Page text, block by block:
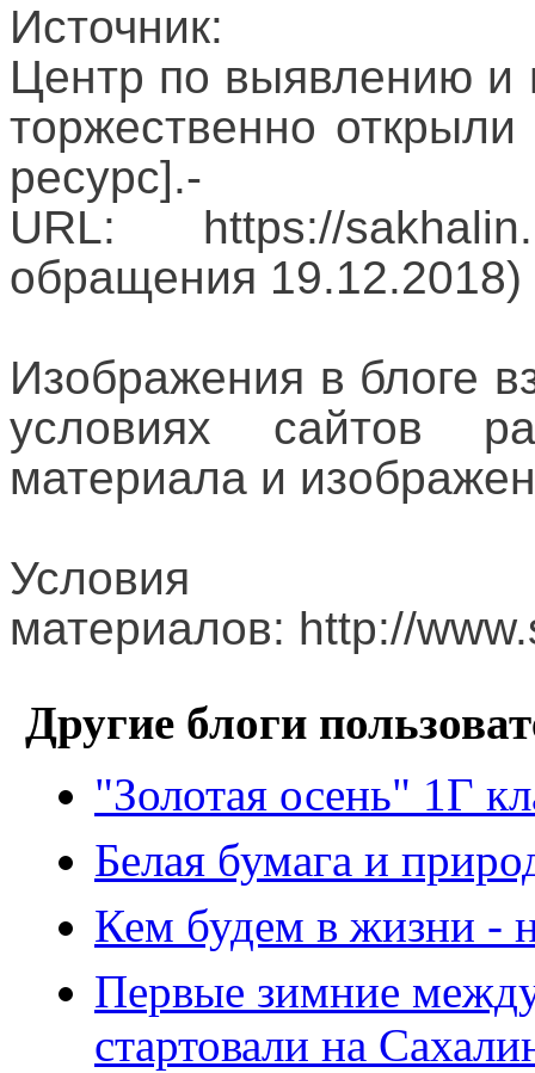
Источник:
Центр по выявлению и
торжественно
ресурс].-
URL: https://
обращения 19.12.2018)
Изображения в блоге
условиях сайтов
материала и
Условия
материалов: http://
Другие блоги
"Золотая осень" 1Г
Белая бумага и
Кем будем в жизни -
Первые зимние
стартовали на